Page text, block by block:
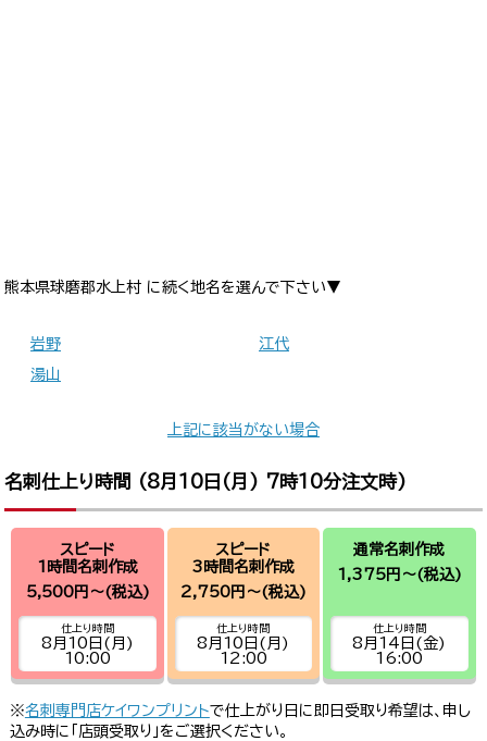
熊本県球磨郡水上村 に続く地名を選んで下さい▼
岩野
江代
湯山
上記に該当がない場合
名刺仕上り時間 (8月10日(月) 7時10分注文時)
スピード
1時間名刺作成
5,500円～(税込)
仕上り時間
8月10日(月)
10:00
スピード
3時間名刺作成
2,750円～(税込)
仕上り時間
8月10日(月)
12:00
通常名刺作成
1,375円～(税込)
仕上り時間
8月14日(金)
16:00
※名刺専門店ケイワンプリントで仕上がり日に即日受取り希望は、申し
込み時に「店頭受取り」をご選択ください。